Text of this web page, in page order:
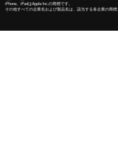
iPhone、iPadはApple Inc.の商標です。
その他すべての企業名および製品名は、該当する各企業の商標